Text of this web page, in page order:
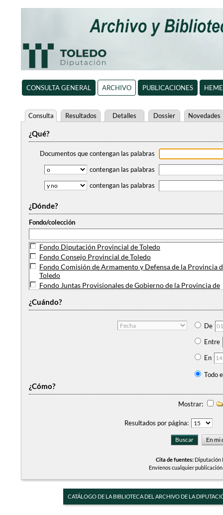
CONSULTA GENERAL ARCHIVO PUBLICACIONES
Consulta Resultados Detalles Dossier Novedades
¿Qué?
Documentos que contengan las palabras
contengan las palabras
contengan las palabras
¿Dónde?
Fondo/colección
Fondo Diputación Provincial de Toledo
Fondo Consejo Provincial de Toledo
Fondo Comisión de Armamento y Defensa de la Provincia
Toledo
Fondo Juntas Provisionales de Gobierno de la Provincia de
Colección planos de la Intendencia de la Provincia de
Fondo Hospital de Santa Cruz de Niños Expósitos de Toledo
¿Cuándo?
De
Entre
En
Todo
¿Cómo?
Mostrar:
Resultados por página:
Cita de fuentes:Diputación
Envíenos cualquier
CATÁLOGO DE LA BIBLIOTECA DEL ARCHIVO DE LA